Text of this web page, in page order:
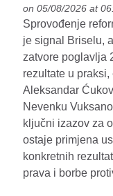
on 05/08/2026 at
Sprovođenje
je signal Briselu,
zatvore poglavlja
rezultate u
Aleksandar
Nevenku
ključni izazov za
ostaje primjena
konkretnih
prava i borbe